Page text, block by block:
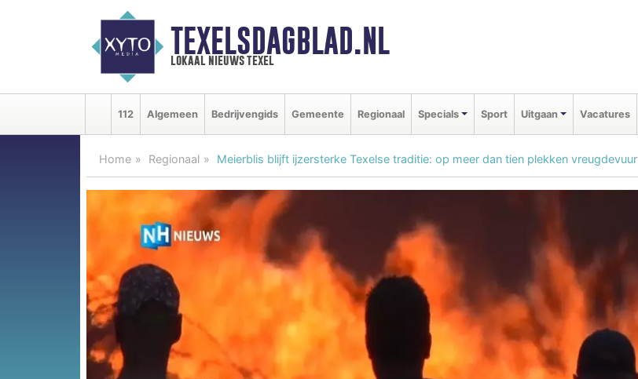
TEXELSDAGBLAD.NL
lokaal nieuws texel
112 Algemeen Bedrijvengids Gemeente Regionaal Specials Sport Uitgaan Vacatures
Home Regionaal Meierblis blijft ijzersterke Texelse traditie: op meer dan tien plekken vreugdevuur